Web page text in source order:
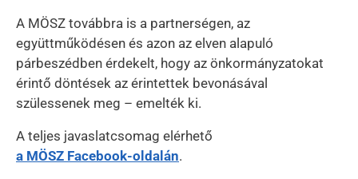
A MÖSZ továbbra is a partnerségen, az
együttműködésen és azon az elven alapuló
párbeszédben érdekelt, hogy az önkormányzatokat
érintő döntések az érintettek bevonásával
szülessenek meg – emelték ki.
A teljes javaslatcsomag elérhető
a MÖSZ Facebook-oldalán.